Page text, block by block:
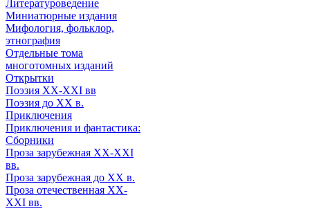
Литературоведение
Миниатюрные издания
Мифология, фольклор,
этнография
Отдельные тома
многотомных изданий
Открытки
Поэзия XX-XXI вв
Поэзия до XX в.
Приключения
Приключения и фантастика:
Сборники
Проза зарубежная XX-XXI
вв.
Проза зарубежная до XX в.
Проза отечественная XX-
XXI вв.